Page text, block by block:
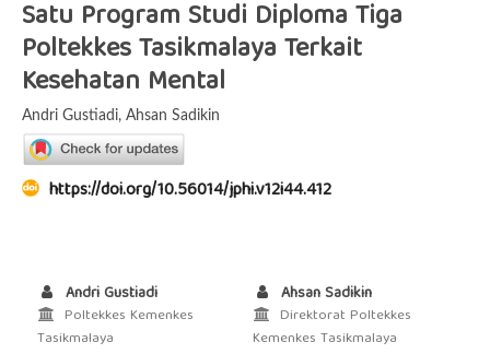
Satu Program Studi Diploma Tiga
Poltekkes Tasikmalaya Terkait
Kesehatan Mental
Andri Gustiadi, Ahsan Sadikin
https://doi.org/10.56014/jphi.v12i44.412
Andri Gustiadi
Poltekkes Kemenkes
Tasikmalaya
Ahsan Sadikin
Direktorat Poltekkes
Kemenkes Tasikmalaya